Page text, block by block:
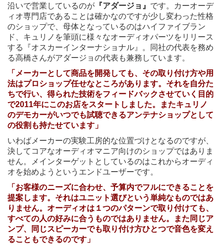
沿いで営業しているのが 『アダージョ』 です。カーオーデ
ィオ専門店であることは確かなのですが少し変わった性格
のショップで、母体となっているのはハイファイブラン
ド、キュリノを筆頭に様々なオーディオパーツをリリース
する『オスカーインターナショナル』。同社の代表を務め
る高橋さんがアダージョの代表も兼務しています。
「メーカーとして商品を開発しても、その取り付け方や用
法はプロショップ任せなところがあります。それを自分た
ちで行い、得られた技術をフィードバックさせていく目的
で2011年にこのお店をスタートしました。またキュリノ
のデモカーがいつでも試聴できるアンテナショップとして
の役割も持たせています」
いわばメーカーの実験工房的な位置づけとなるのですが、
決してコアなオーディオマニア向けのショップではありま
せん。メインターゲットとしているのはこれからオーディ
オを始めようというエンドユーザーです。
「お客様のニーズに合わせ、予算内でフルにできることを
提案します。それはユニット選びという単純なものではあ
りません。オーディオは１つのパターンで取り付けても、
すべての人の好みに合うものではありません。また同じア
ンプ、同じスピーカーでも取り付け方ひとつで音色を変え
ることもできるのです」